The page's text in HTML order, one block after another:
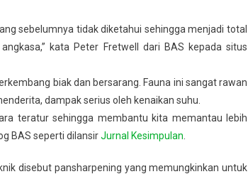
sebelumnya tidak diketahui sehingga menjadi total
kata Peter Fretwell dari BAS kepada situs
biak dan bersarang. Fauna ini sangat rawan
dampak serius oleh kenaikan suhu.
teratur sehingga membantu kita memantau lebih
BAS seperti dilansirJurnal Kesimpulan
disebut pansharpening yang memungkinkan untuk